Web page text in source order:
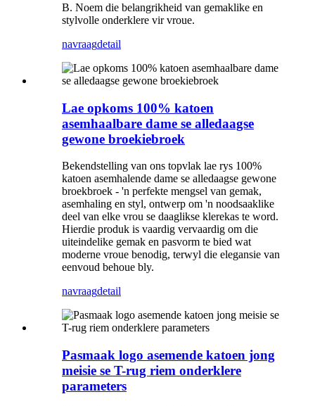
B. Noem die belangrikheid van gemaklike en
stylvolle onderklere vir vroue.
navraagdetail
Lae opkoms 100% katoen
asemhaalbare dame se alledaagse
gewone broekiebroek
Bekendstelling van ons topvlak lae rys 100%
katoen asemhalende dame se alledaagse gewone
broekbroek - 'n perfekte mengsel van gemak,
asemhaling en styl, ontwerp om 'n noodsaaklike
deel van elke vrou se daaglikse klerekas te word.
Hierdie produk is vaardig vervaardig om die
uiteindelike gemak en pasvorm te bied wat
moderne vroue benodig, terwyl die elegansie van
eenvoud behoue ​​bly.
navraagdetail
Pasmaak logo asemende katoen jong
meisie se T-rug riem onderklere
parameters